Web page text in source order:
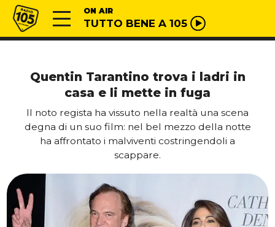
Vai al contenuto
Radio 105 ON AIR
TUTTO BENE A 105
Quentin Tarantino trova i ladri in
casa e li mette in fuga
Il noto regista ha vissuto nella realtà una scena
degna di un suo film: nel bel mezzo della notte
ha affrontato i malviventi costringendoli a
scappare.